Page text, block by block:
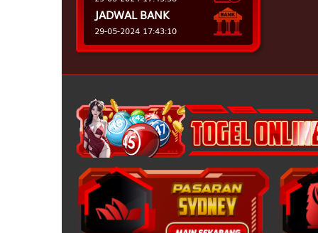
JADWAL BANK
29-05-2024 17:43:10
20